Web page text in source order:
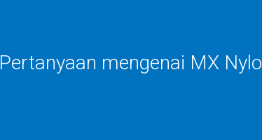
Pertanyaan mengenai MX